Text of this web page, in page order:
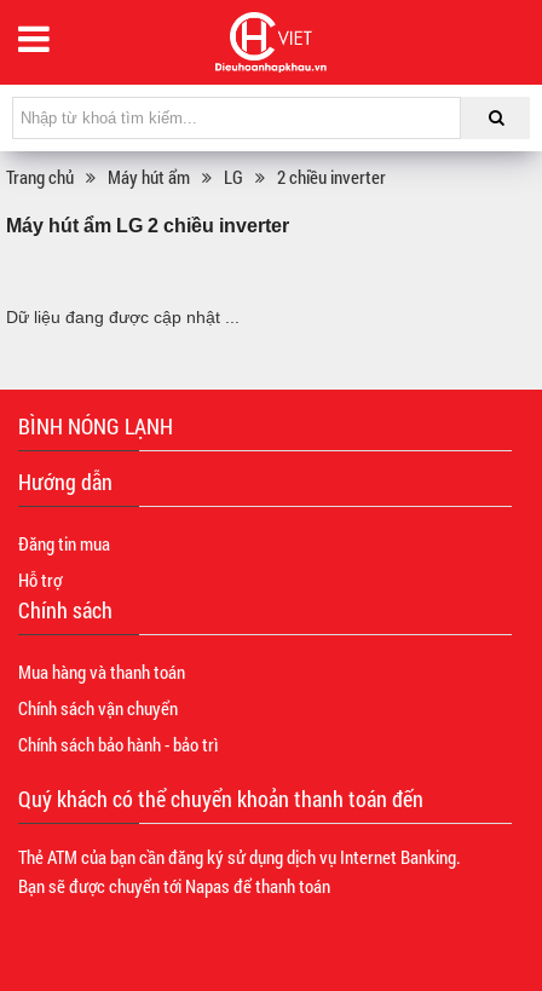
Trang chủ Máy hút ẩm LG 2 chiều inverter
Máy hút ẩm LG 2 chiều inverter
Dữ liệu đang được cập nhật ...
BÌNH NÓNG LẠNH
Hướng dẫn
Đăng tin mua
Hỗ trợ
Chính sách
Mua hàng và thanh toán
Chính sách vận chuyển
Chính sách bảo hành - bảo trì
Quý khách có thể chuyển khoản thanh toán đến
Thẻ ATM của bạn cần đăng ký sử dụng dịch vụ Internet Banking.
Bạn sẽ được chuyển tới Napas để thanh toán